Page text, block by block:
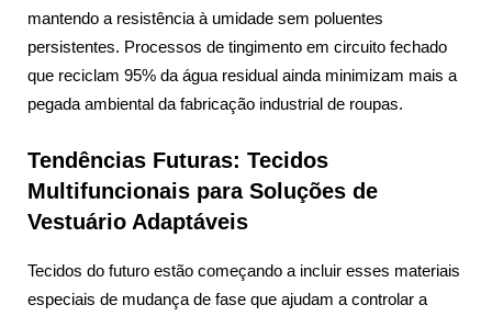
mantendo a resistência à umidade sem poluentes
persistentes. Processos de tingimento em circuito fechado
que reciclam 95% da água residual ainda minimizam mais a
pegada ambiental da fabricação industrial de roupas.
Tendências Futuras: Tecidos
Multifuncionais para Soluções de
Vestuário Adaptáveis
Tecidos do futuro estão começando a incluir esses materiais
especiais de mudança de fase que ajudam a controlar a